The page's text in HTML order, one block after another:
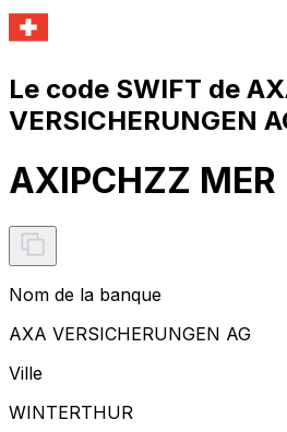
Le code SWIFT de
VERSICHERUNGEN
AXIPCHZZ MER
Nom de la banque
AXA VERSICHERUNGEN AG
Ville
WINTERTHUR